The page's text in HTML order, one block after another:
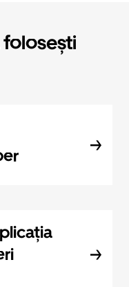
folosești